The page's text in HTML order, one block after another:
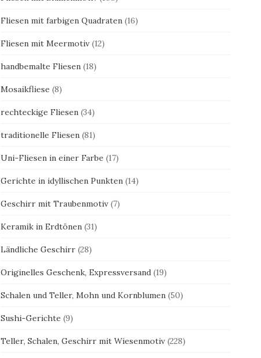
Fliesen mit farbigen Quadraten (16)
Fliesen mit Meermotiv (12)
handbemalte Fliesen (18)
Mosaikfliese (8)
rechteckige Fliesen (34)
traditionelle Fliesen (81)
Uni-Fliesen in einer Farbe (17)
Gerichte in idyllischen Punkten (14)
Geschirr mit Traubenmotiv (7)
Keramik in Erdtönen (31)
Ländliche Geschirr (28)
Originelles Geschenk, Expressversand (19)
Schalen und Teller, Mohn und Kornblumen (50)
Sushi-Gerichte (9)
Teller, Schalen, Geschirr mit Wiesenmotiv (228)